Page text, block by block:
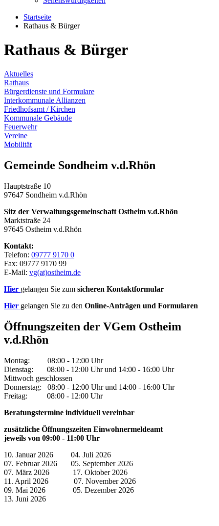
Startseite
Rathaus & Bürger
Rathaus & Bürger
Aktuelles
Rathaus
Bürgerdienste und Formulare
Interkommunale Allianzen
Friedhofsamt / Kirchen
Kommunale Gebäude
Feuerwehr
Vereine
Mobilität
Gemeinde Sondheim v.d.Rhön
Hauptstraße 10
97647 Sondheim v.d.Rhön
Sitz der Verwaltungsgemeinschaft Ostheim v.d.Rhön
Marktstraße 24
97645 Ostheim v.d.Rhön
Kontakt:
Telefon: 09777 9170 0
Fax: 09777 9170 99
E-Mail: vg(at)ostheim.de
Hier gelangen Sie zum sicheren Kontaktformular
Hier gelangen Sie zu den Online-Anträgen und Formularen
Öffnungszeiten der VGem Ostheim
v.d.Rhön
Montag: 08:00 - 12:00 Uhr
Dienstag: 08:00 - 12:00 Uhr und 14:00 - 16:00 Uhr
Mittwoch geschlossen
Donnerstag: 08:00 - 12:00 Uhr und 14:00 - 16:00 Uhr
Freitag: 08:00 - 12:00 Uhr
Beratungstermine individuell vereinbar
zusätzliche Öffnungszeiten Einwohnermeldeamt
jeweils von 09:00 - 11:00 Uhr
10. Januar 2026 04. Juli 2026
07. Februar 2026 05. September 2026
07. März 2026 17. Oktober 2026
11. April 2026 07. November 2026
09. Mai 2026 05. Dezember 2026
13. Juni 2026